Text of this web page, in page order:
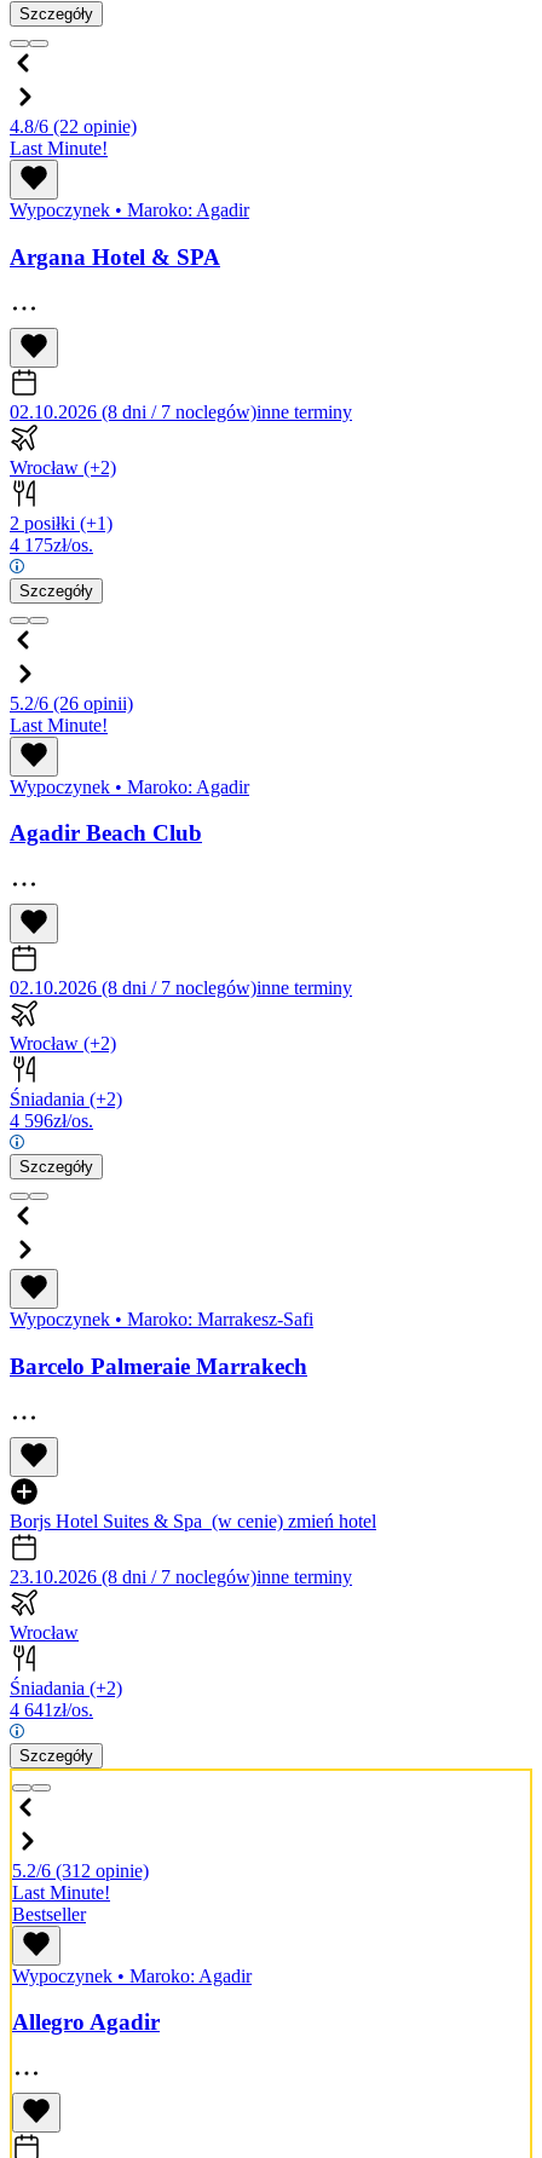
Szczegóły
4.8/6 (22 opinie)
Last Minute!
Wypoczynek • Maroko: Agadir
Argana Hotel & SPA
02.10.2026 (8 dni / 7 noclegów)inne terminy
Wrocław (+2)
2 posiłki (+1)
4 175zł/os.
Szczegóły
5.2/6 (26 opinii)
Last Minute!
Wypoczynek • Maroko: Agadir
Agadir Beach Club
02.10.2026 (8 dni / 7 noclegów)inne terminy
Wrocław (+2)
Śniadania (+2)
4 596zł/os.
Szczegóły
Wypoczynek • Maroko: Marrakesz-Safi
Barcelo Palmeraie Marrakech
Borjs Hotel Suites & Spa (w cenie) zmień hotel
23.10.2026 (8 dni / 7 noclegów)inne terminy
Wrocław
Śniadania (+2)
4 641zł/os.
Szczegóły
5.2/6 (312 opinie)
Last Minute!
Bestseller
Wypoczynek • Maroko: Agadir
Allegro Agadir